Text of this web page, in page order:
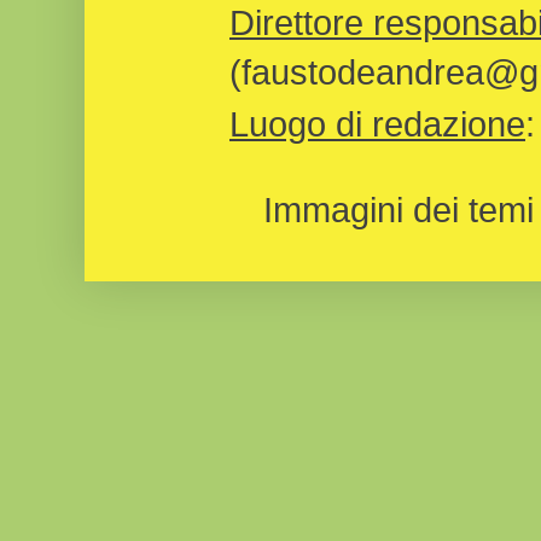
Direttore
Luogo di redazione
Immagini dei